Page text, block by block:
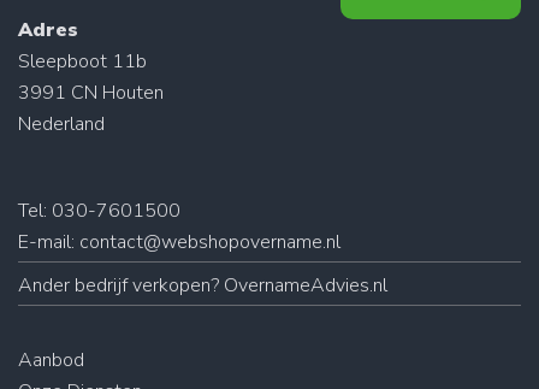
Adres
Sleepboot 11b
3991 CN Houten
Nederland
Tel: 030-7601500
E-mail: contact@webshopovername.nl
Ander bedrijf verkopen? OvernameAdvies.nl
Aanbod